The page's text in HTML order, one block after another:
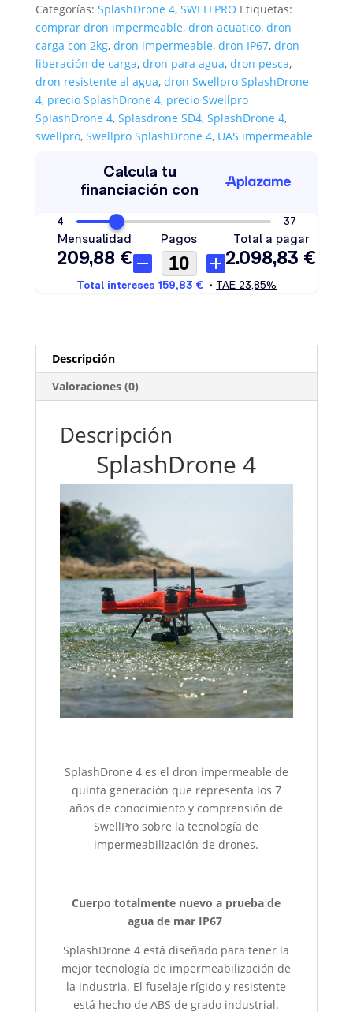
Categorías: SplashDrone 4, SWELLPRO Etiquetas:
comprar dron impermeable, dron acuatico, dron
carga con 2kg, dron impermeable, dron IP67, dron
liberación de carga, dron para agua, dron pesca,
dron resistente al agua, dron Swellpro SplashDrone
4, precio SplashDrone 4, precio Swellpro
SplashDrone 4, Splasdrone SD4, SplashDrone 4,
swellpro, Swellpro SplashDrone 4, UAS impermeable
Descripción
Valoraciones (0)
Descripción
SplashDrone 4
SplashDrone 4 es el dron impermeable de
quinta generación que representa los 7
años de conocimiento y comprensión de
SwellPro sobre la tecnología de
impermeabilización de drones.
Cuerpo totalmente nuevo a prueba de
agua de mar IP67
SplashDrone 4 está diseñado para tener la
mejor tecnología de impermeabilización de
la industria. El fuselaje rígido y resistente
está hecho de ABS de grado industrial.